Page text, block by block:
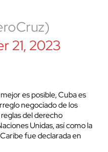
21, 2023
es posible, Cuba es
negociado de los
del derecho
Unidas, así como la
fue declarada en